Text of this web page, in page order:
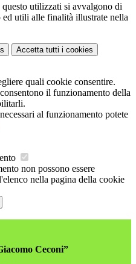
utilizzati si avvalgono di
ed utili alle finalità illustrate nella
Accetta tutti i cookies
quali cookie consentire.
il funzionamento della
al funzionamento potete
non possono essere
nella pagina della cookie
Ceconi”